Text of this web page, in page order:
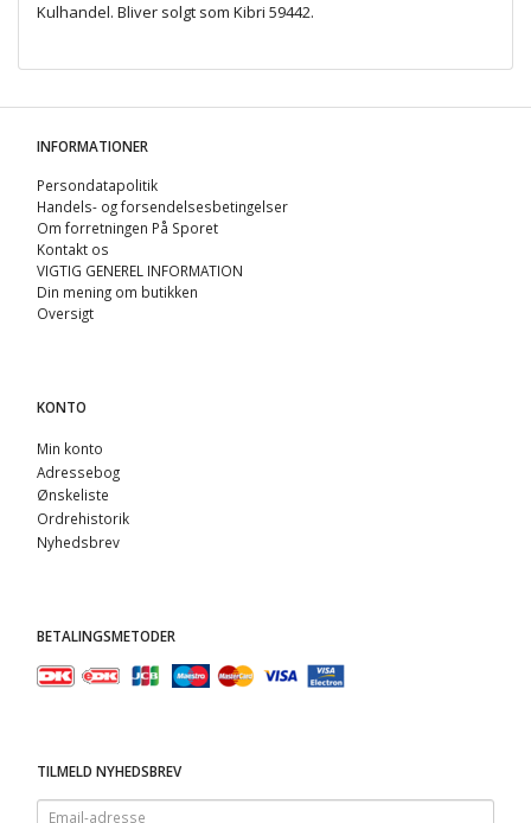
Kulhandel. Bliver solgt som Kibri 59442.
INFORMATIONER
Persondatapolitik
Handels- og forsendelsesbetingelser
Om forretningen På Sporet
Kontakt os
VIGTIG GENEREL INFORMATION
Din mening om butikken
Oversigt
KONTO
Min konto
Adressebog
Ønskeliste
Ordrehistorik
Nyhedsbrev
BETALINGSMETODER
TILMELD NYHEDSBREV
Email-